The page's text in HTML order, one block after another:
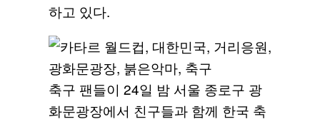
하고 있다.
축구 팬들이 24일 밤 서울 종로구 광
화문광장에서 친구들과 함께 한국 축